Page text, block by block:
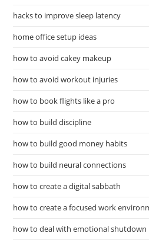
hacks to improve sleep latency
home office setup ideas
how to avoid cakey makeup
how to avoid workout injuries
how to book flights like a pro
how to build discipline
how to build good money habits
how to build neural connections
how to create a digital sabbath
how to create a focused work
how to deal with emotional shutdown